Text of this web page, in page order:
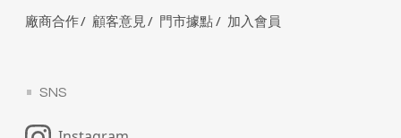
廠商合作 顧客意見 門市據點 加入會員
SNS